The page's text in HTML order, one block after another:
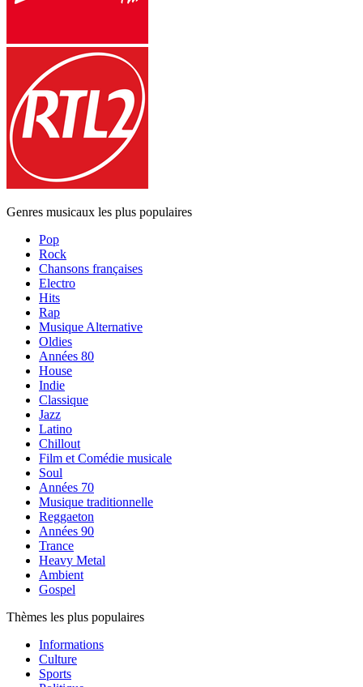
Genres musicaux les plus populaires
Pop
Rock
Chansons françaises
Electro
Hits
Rap
Musique Alternative
Oldies
Années 80
House
Indie
Classique
Jazz
Latino
Chillout
Film et Comédie musicale
Soul
Années 70
Musique traditionnelle
Reggaeton
Années 90
Trance
Heavy Metal
Ambient
Gospel
Thèmes les plus populaires
Informations
Culture
Sports